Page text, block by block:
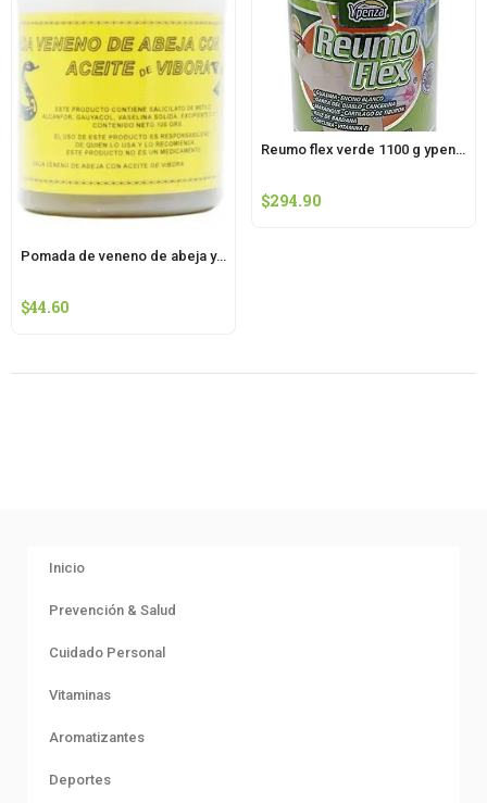
Pomada de veneno de abeja y aceite de vibora 120 g yerbo vital
$44.60
Reumo flex verde 1100 g ypenza
$294.90
Inicio
Prevención & Salud
Cuidado Personal
Vitaminas
Aromatizantes
Deportes